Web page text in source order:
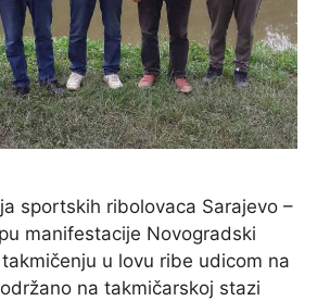
sportskih ribolovaca Sarajevo –
manifestacije Novogradski
u lovu ribe udicom na
na takmičarskoj stazi